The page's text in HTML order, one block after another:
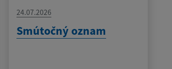
24.07.2026
Smútočný oznam